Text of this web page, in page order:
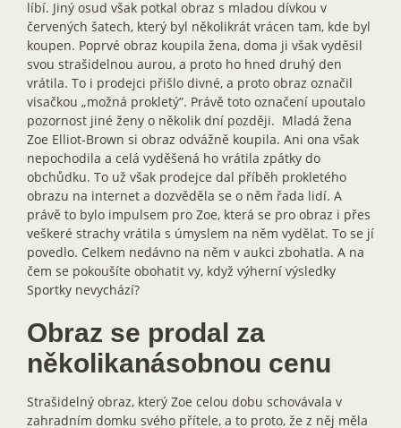
líbí. Jiný osud však potkal obraz s mladou dívkou v
červených šatech, který byl několikrát vrácen tam, kde byl
koupen. Poprvé obraz koupila žena, doma ji však vyděsil
svou strašidelnou aurou, a proto ho hned druhý den
vrátila. To i prodejci přišlo divné, a proto obraz označil
visačkou „možná prokletý”. Právě toto označení upoutalo
pozornost jiné ženy o několik dní později. Mladá žena
Zoe Elliot-Brown si obraz odvážně koupila. Ani ona však
nepochodila a celá vyděšená ho vrátila zpátky do
obchůdku. To už však prodejce dal příběh prokletého
obrazu na internet a dozvěděla se o něm řada lidí. A
právě to bylo impulsem pro Zoe, která se pro obraz i přes
veškeré strachy vrátila s úmyslem na něm vydělat. To se jí
povedlo. Celkem nedávno na něm v aukci zbohatla. A na
čem se pokoušíte obohatit vy, když výherní výsledky
Sportky nevychází?
Obraz se prodal za
několikanásobnou cenu
Strašidelný obraz, který Zoe celou dobu schovávala v
zahradním domku svého přítele, a to proto, že z něj měla